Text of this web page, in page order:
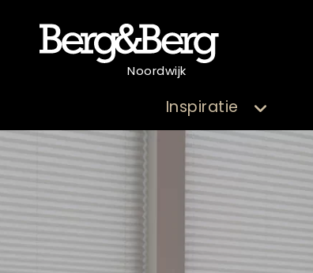
Noordwijk
Inspiratie